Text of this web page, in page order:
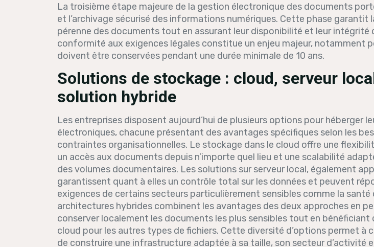
La troisième étape majeure de la gestion électronique des documents
et l’archivage sécurisé des informations numériques. Cette phase garantit
pérenne des documents tout en assurant leur disponibilité et leur intégrité
conformité aux exigences légales constitue un enjeu majeur, notamment
doivent être conservées pendant une durée minimale de 10 ans.
Solutions de stockage : cloud, serveur
solution hybride
Les entreprises disposent aujourd’hui de plusieurs options pour héberger
électroniques, chacune présentant des avantages spécifiques selon les
contraintes organisationnelles. Le stockage dans le cloud offre une
un accès aux documents depuis n’importe quel lieu et une scalabilité
des volumes documentaires. Les solutions sur serveur local, également
garantissent quant à elles un contrôle total sur les données et peuvent
exigences de certains secteurs particulièrement sensibles comme la santé
architectures hybrides combinent les avantages des deux approches en
conserver localement les documents les plus sensibles tout en bénéficiant
cloud pour les autres types de fichiers. Cette diversité d’options permet à
de construire une infrastructure adaptée à sa taille, son secteur d’activité